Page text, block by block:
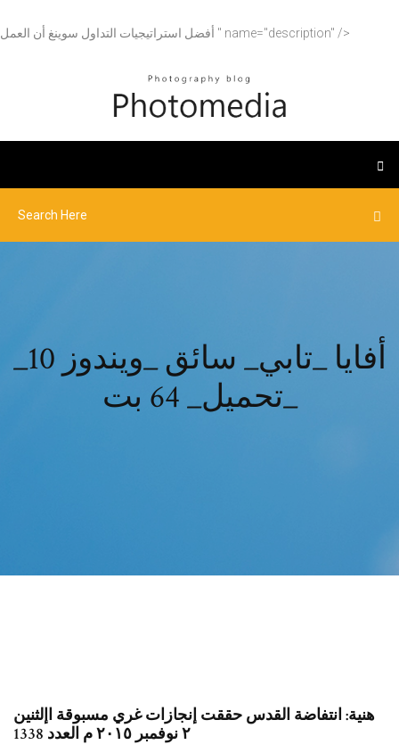
أفضل استراتيجيات التداول سوينغ أن العمل " name="description" />
أفايا _تابي_ سائق _ويندوز 10_
_تحميل_ 64 بت
‫هنية‪ :‬انتفاضة القدس حققت‬ ‫إنجازات غري مسبوقة‬ ‫اإلثنين‬